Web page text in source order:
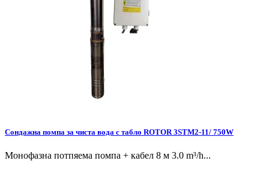
Сондажна помпа за чиста вода с табло ROTOR 3STM2-11/ 750W
Монофазна потпяема помпа + кабел 8 м 3.0 m³/h...